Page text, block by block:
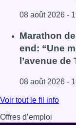
08 août 2026 -
Lire l'article Au
Marathon
end: “Une
l’avenue de
08 août 2026 -
Lire l'article
Voir tout le fil info
Offres d’emploi